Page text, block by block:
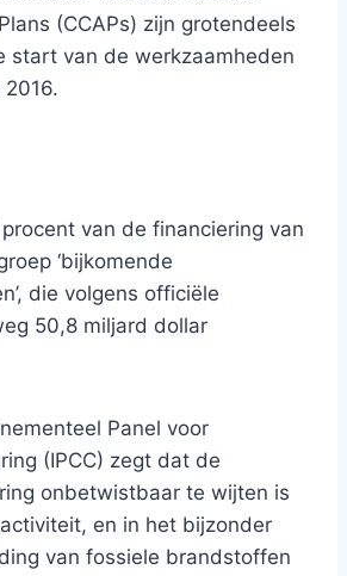
(CCAPs) zijn grotendeels
start van de werkzaamheden
van de financiering van
‘bijkomende
die volgens officiële
50,8 miljard dollar
Panel voor
(IPCC) zegt dat de
onbetwistbaar te wijten is
en in het bijzonder
van fossiele brandstoffen